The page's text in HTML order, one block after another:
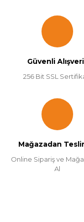
Güvenli
256 Bit SSL
Mağazadan
Online Sipariş ve
Al